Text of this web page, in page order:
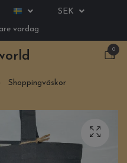
SEK
vardag
0
Shoppingväskor